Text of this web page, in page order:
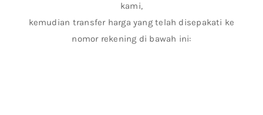
kami,
kemudian transfer harga yang telah disepakati ke
nomor rekening di bawah ini: